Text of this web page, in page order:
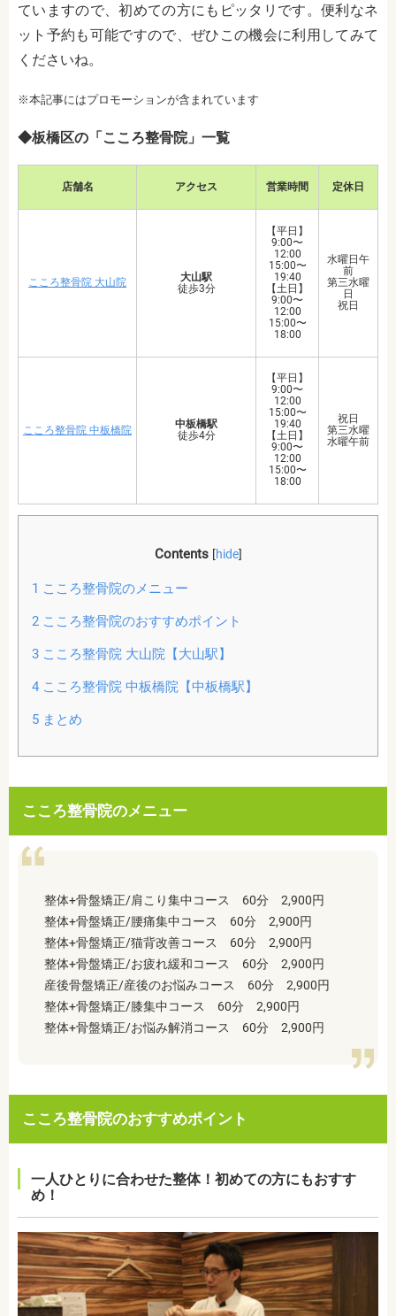
ていますので、初めての方にもピッタリです。便利なネ
ット予約も可能ですので、ぜひこの機会に利用してみて
くださいね。
※本記事にはプロモーションが含まれています
◆板橋区の「こころ整骨院」一覧
店舗名 アクセス 営業時間 定休日
こころ整骨院 大山院
大山駅
徒歩3分
【平日】
9:00〜
12:00
15:00〜
19:40
【土日】
9:00〜
12:00
15:00〜
18:00
水曜日午
前
第三水曜
日
祝日
こころ整骨院 中板橋院
中板橋駅
徒歩4分
【平日】
9:00〜
12:00
15:00〜
19:40
【土日】
9:00〜
12:00
15:00〜
18:00
祝日
第三水曜
水曜午前
Contents [hide]
1 こころ整骨院のメニュー
2こころ整骨院のおすすめポイント
3こころ整骨院 大山院【大山駅】
4こころ整骨院 中板橋院【中板橋駅】
5まとめ
こころ整骨院のメニュー
整体+骨盤矯正/肩こり集中コース 60分 2,900円
整体+骨盤矯正/腰痛集中コース 60分 2,900円
整体+骨盤矯正/猫背改善コース 60分 2,900円
整体+骨盤矯正/お疲れ緩和コース 60分 2,900円
産後骨盤矯正/産後のお悩みコース 60分 2,900円
整体+骨盤矯正/膝集中コース 60分 2,900円
整体+骨盤矯正/お悩み解消コース 60分 2,900円
こころ整骨院のおすすめポイント
一人ひとりに合わせた整体！初めての方にもおすす
め！